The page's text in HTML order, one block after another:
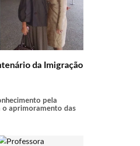
da Imigração
pela
aprimoramento das